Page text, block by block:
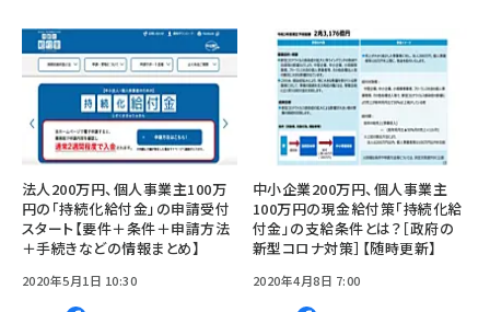
法人200万円、個人事業主100万
円の「持続化給付金」の申請受付
スタート【要件＋条件＋申請方法
＋手続きなどの情報まとめ】
2020年5月1日 10:30
中小企業200万円、個人事業主
100万円の現金給付策「持続化給
付金」の支給条件とは？［政府の
新型コロナ対策］【随時更新】
2020年4月8日 7:00